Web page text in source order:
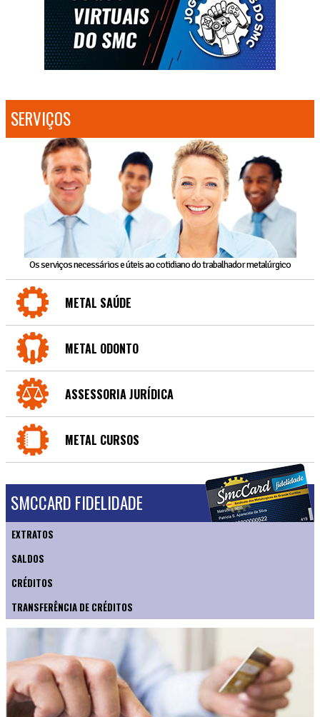
SERVIÇOS
Os serviços necessários e úteis ao cotidiano do trabalhador metalúrgico
METAL SAÚDE
METAL ODONTO
ASSESSORIA JURÍDICA
METAL CURSOS
SMCCARD FIDELIDADE
EXTRATOS
SALDOS
CRÉDITOS
TRANSFERÊNCIA DE CRÉDITOS